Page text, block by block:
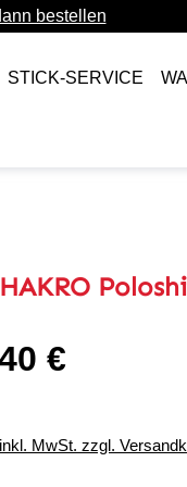
bestellen
STICK-SERVICE
Preis:
€
MwSt. zzgl.